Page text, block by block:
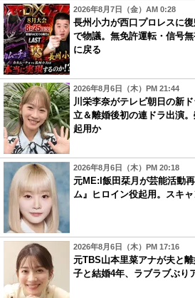
2026年8月7日（金）AM 0:28
長州小力が西口プロレスに
で物議。無免許運転・信号
に戻る
2026年8月6日（木）PM 21:44
川栄李奈がテレビ朝日の新
立＆離婚後初の連ドラ出演
起用か
2026年8月6日（木）PM 20:18
元ME:I飯田栞月が芸能活動
ム』ヒロイン役起用。スキ
2026年8月6日（木）PM 17:16
元TBS山本里菜アナが夫と
子と結婚4年、ラブラブぶり